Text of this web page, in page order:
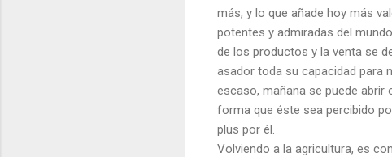
más, y lo que añade hoy más
potentes y admiradas del
de los productos y la venta se
asador toda su capacidad para
escaso, mañana se puede abrir
forma que éste sea percibido
plus por él.
Volviendo a la agricultura, es